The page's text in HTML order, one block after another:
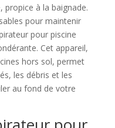
propice à la baignade.
pour maintenir
pour piscine
Cet appareil,
hors sol, permet
les débris et les
au fond de votre